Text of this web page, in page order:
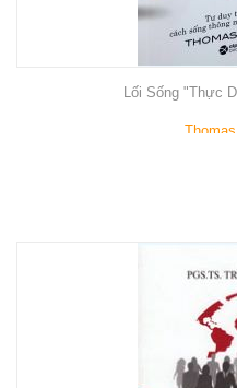
Lối Sống "Thực